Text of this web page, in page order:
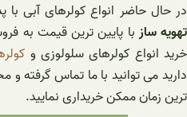
در حال حاضر انواع کولرهای آبی
تهویه سازبا پایین ترین قیمت به
خرید انواع کولرهای سلولوزی و
دارید می توانید با ما تماس گرفته و
ترین زمان ممکن خریداری نمایید.